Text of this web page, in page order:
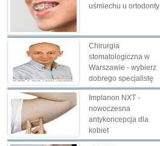
uśmiechu u ortodonty
Chirurgia
stomatologiczna w
Warszawie - wybierz
dobrego specjalistę
Implanon NXT -
nowoczesna
antykoncepcja dla
kobiet